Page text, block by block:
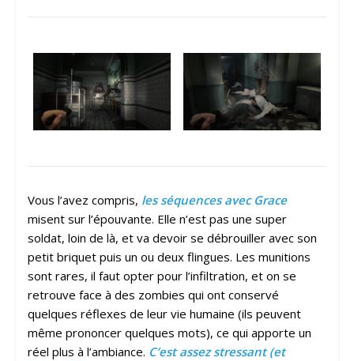
Vous l’avez compris, les séquences avec Grace
misent sur l’épouvante. Elle n’est pas une super
soldat, loin de là, et va devoir se débrouiller avec son
petit briquet puis un ou deux flingues. Les munitions
sont rares, il faut opter pour l’infiltration, et on se
retrouve face à des zombies qui ont conservé
quelques réflexes de leur vie humaine (ils peuvent
même prononcer quelques mots), ce qui apporte un
réel plus à l’ambiance. C’est assez stressant (et